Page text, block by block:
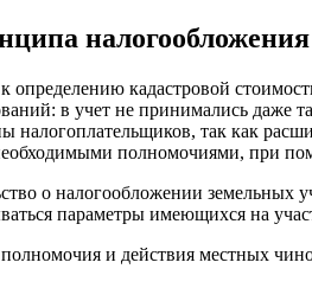
налогообложения
определению кадастровой
в учет не принимались даже
налогоплательщиков, так как
полномочиями, при
о налогообложении
параметры имеющихся на
и действия местных